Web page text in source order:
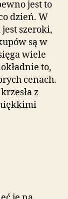
jest to
dzień. W
szeroki,
są w
wiele
to,
cenach.
z